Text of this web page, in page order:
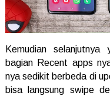
Kemudian
bagian Recent apps
nya sedikit berbeda di
bisa langsung swipe